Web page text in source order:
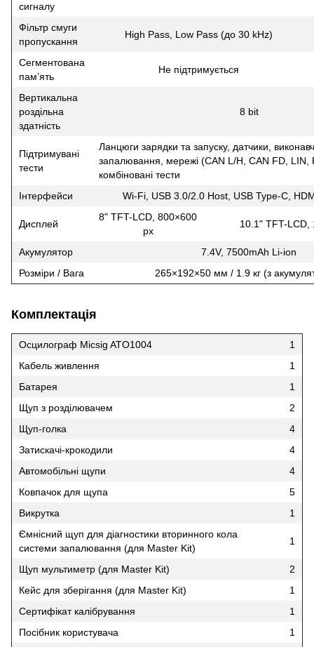
сигналу
Фільтр смуги
пропускання
High Pass, Low Pass (до 30 kHz)
Сегментована
пам’ять
Не підтримується
Вертикальна
роздільна
здатність
8 bit
Підтримувані
тести
Ланцюги зарядки та запуску, датчики,
запалювання, мережі (CAN L/H, CAN FD, LIN,
комбіновані тести
Інтерфейси
Wi-Fi, USB 3.0/2.0 Host, USB Type-C,
Дисплей
8" TFT-LCD, 800×600
px
10.1" TFT-LCD,
Акумулятор
7.4V, 7500mAh Li-ion
Розміри / Вага
265×192×50 мм / 1.9 кг (з
Комплектація
Осцилограф Micsig ATO1004
1
Кабель живлення
1
Батарея
1
Щуп з розділювачем
2
Щуп-голка
4
Затискачі-крокодили
4
Автомобільні щупи
4
Ковпачок для щупа
5
Викрутка
1
Ємнісний щуп для діагностики вторинного кола
системи запалювання (для Master Kit)
1
Щуп мультиметр (для Master Kit)
2
Кейс для зберігання (для Master Kit)
1
Сертифікат калібрування
1
Посібник користувача
1